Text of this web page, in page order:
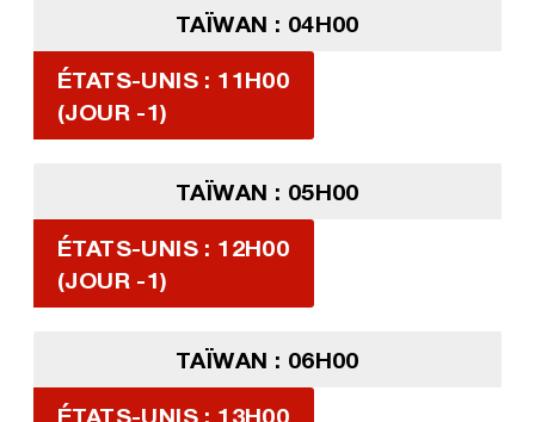
TAÏWAN : 04H00
ÉTATS-UNIS : 11H00
(JOUR -1)
TAÏWAN : 05H00
ÉTATS-UNIS : 12H00
(JOUR -1)
TAÏWAN : 06H00
ÉTATS-UNIS : 13H00